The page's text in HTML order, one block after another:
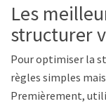
Les
structurer
Pour optimiser la
règles simples
Premièrement,